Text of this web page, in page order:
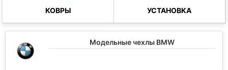
КОВРЫ УСТАНОВКА
Модельные чехлы BMW